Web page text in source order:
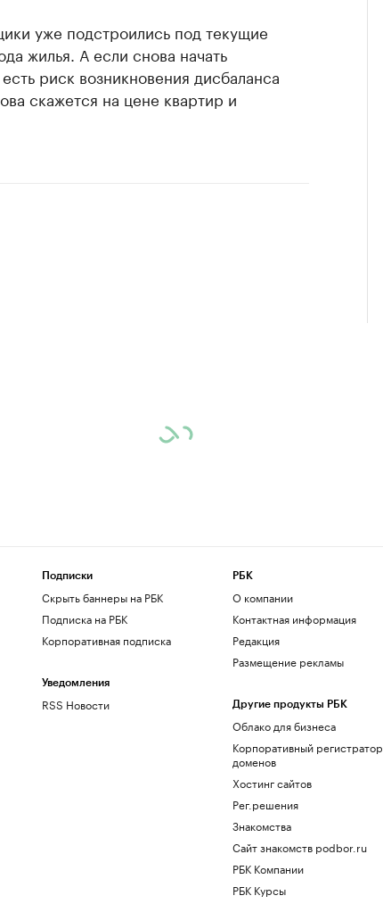
уже подстроились под текущие
жилья. А если снова начать
риск возникновения дисбаланса
скажется на цене квартир и
Подписки
Скрыть баннеры на РБК
Подписка на РБК
Корпоративная подписка
Уведомления
RSS Новости
РБК
О компании
Контактная информация
Редакция
Размещение рекламы
Другие продукты РБК
Облако для бизнеса
Корпоративный регистратор
доменов
Хостинг сайтов
Рег.решения
Знакомства
Сайт знакомств podbor.ru
РБК Компании
РБК Курсы